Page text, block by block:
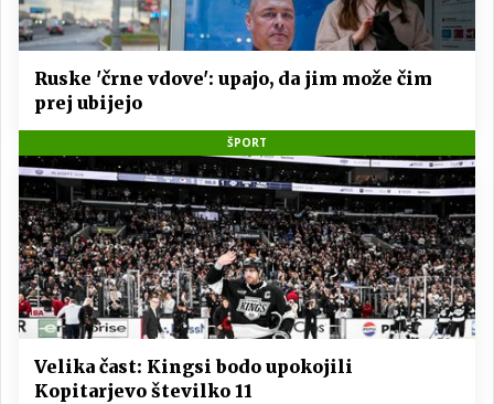
Ruske 'črne vdove': upajo, da jim može čim
prej ubijejo
ŠPORT
Velika čast: Kingsi bodo upokojili
Kopitarjevo številko 11